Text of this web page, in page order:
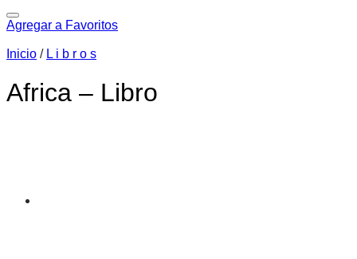
Agregar a Favoritos
Inicio / L i b r o s
Africa – Libro